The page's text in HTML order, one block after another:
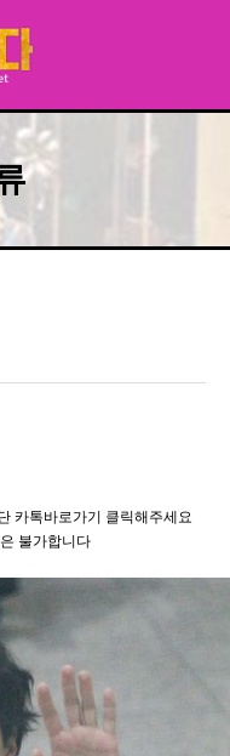
카톡바로가기 클릭해주세요
불가합니다